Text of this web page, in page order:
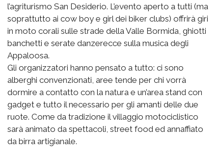
l’agriturismo San Desiderio. L’evento aperto a tutti (ma
soprattutto ai cow boy e girl dei biker clubs) offrirà giri
in moto corali sulle strade della Valle Bormida, ghiotti
banchetti e serate danzerecce sulla musica degli
Appaloosa.
Gli organizzatori hanno pensato a tutto: ci sono
alberghi convenzionati, aree tende per chi vorrà
dormire a contatto con la natura e un’area stand con
gadget e tutto il necessario per gli amanti delle due
ruote. Come da tradizione il villaggio motociclistico
sarà animato da spettacoli, street food ed annaffiato
da birra artigianale.